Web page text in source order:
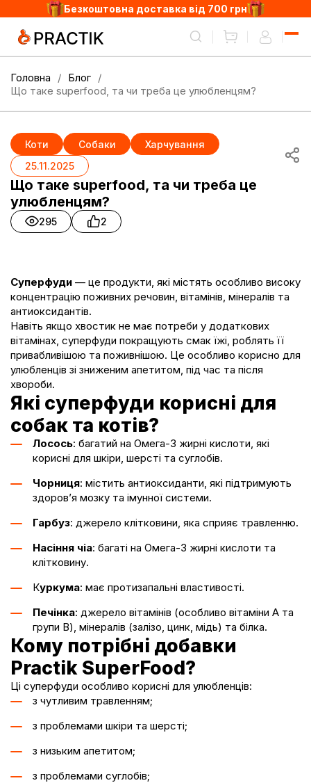
Безкоштовна доставка від 700 грн
Головна
Блог
Що таке superfood, та чи треба це улюбленцям?
Коти Собаки
Харчування
25.11.2025
Що таке superfood, та чи треба це
улюбленцям?
295 2
Суперфуди — це продукти, які містять особливо високу
концентрацію поживних речовин, вітамінів, мінералів та
антиоксидантів.
Навіть якщо хвостик не має потреби у додаткових
вітамінах, суперфуди покращують смак їжі, роблять її
привабливішою та поживнішою. Це особливо корисно для
улюбленців зі зниженим апетитом, під час та після
хвороби.
Які суперфуди корисні для
собак та котів?
Лосось: багатий на Омега-3 жирні кислоти, які
корисні для шкіри, шерсті та суглобів.
Чорниця: містить антиоксиданти, які підтримують
здоров’я мозку та імунної системи.
Гарбуз: джерело клітковини, яка сприяє травленню.
Насіння чіа: багаті на Омега-3 жирні кислоти та
клітковину.
Куркума: має протизапальні властивості.
Печінка: джерело вітамінів (особливо вітаміни A та
групи B), мінералів (залізо, цинк, мідь) та білка.
Кому потрібні добавки
Practik SuperFood?
Ці суперфуди особливо корисні для улюбленців:
з чутливим травленням;
з проблемами шкіри та шерсті;
з низьким апетитом;
з проблемами суглобів;